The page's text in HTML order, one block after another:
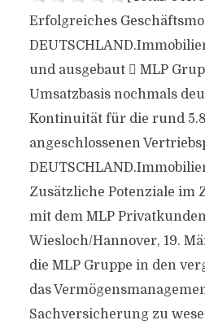
Erfolgreiches
und ausgebaut  MLP
Umsatzbasis nochmals
Kontinuität für die rund
angeschlossenen
Zusätzliche Potenziale im
mit dem MLP
Wiesloch/Hannover, 19.
die MLP Gruppe in den
das
Sachversicherung zu